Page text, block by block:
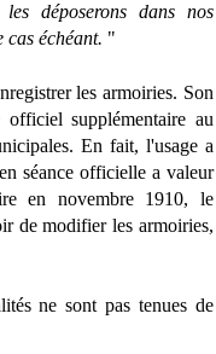
déposerons dans nos
cas échéant. "
les armoiries. Son
supplémentaire au
En fait, l'usage a
séance officielle a valeur
en novembre 1910, le
de modifier les armoiries,
ne sont pas tenues de